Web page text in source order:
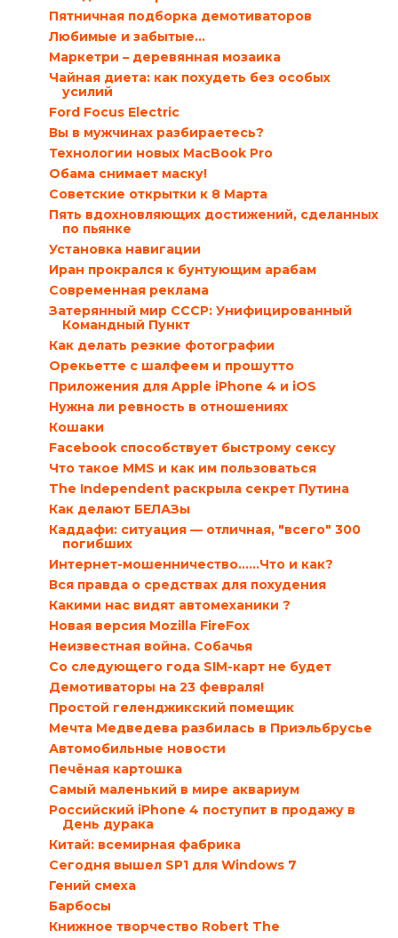
Пятничная подборка демотиваторов
Любимые и забытые…
Маркетри – деревянная мозаика
Чайная диета: как похудеть без особых
усилий
Ford Focus Electric
Вы в мужчинах разбираетесь?
Технологии новых MacBook Pro
Обама снимает маску!
Советские открытки к 8 Марта
Пять вдохновляющих достижений, сделанных
по пьянке
Установка навигации
Иран прокрался к бунтующим арабам
Современная реклама
Затерянный мир СССР: Унифицированный
Командный Пункт
Как делать резкие фотографии
Орекьетте с шалфеем и прошутто
Приложения для Apple iPhone 4 и iOS
Нужна ли ревность в отношениях
Кошаки
Facebook способствует быстрому сексу
Что такое MMS и как им пользоваться
The Independent раскрыла секрет Путина
Как делают БЕЛАЗы
Каддафи: ситуация — отличная, "всего" 300
погибших
Интернет-мошенничество......Что и как?
Вся правда о средствах для похудения
Какими нас видят автомеханики ?
Новая версия Mozilla FireFox
Неизвестная война. Собачья
Со следующего года SIM-карт не будет
Демотиваторы на 23 февраля!
Простой геленджикский помещик
Мечта Медведева разбилась в Приэльбрусье
Автомобильные новости
Печёная картошка
Самый маленький в мире аквариум
Российский iPhone 4 поступит в продажу в
День дурака
Китай: всемирная фабрика
Сегодня вышел SP1 для Windows 7
Гений смеха
Барбосы
Книжное творчество Robert The